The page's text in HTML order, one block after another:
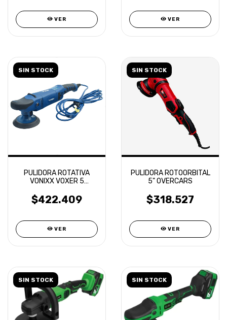
VER VER
SIN STOCK
PULIDORA ROTATIVA
VONIXX VOXER 5
1250W/220V
$422.409
VER
SIN STOCK
PULIDORA ROTOORBITAL
5" OVERCARS
$318.527
VER
SIN STOCK SIN STOCK